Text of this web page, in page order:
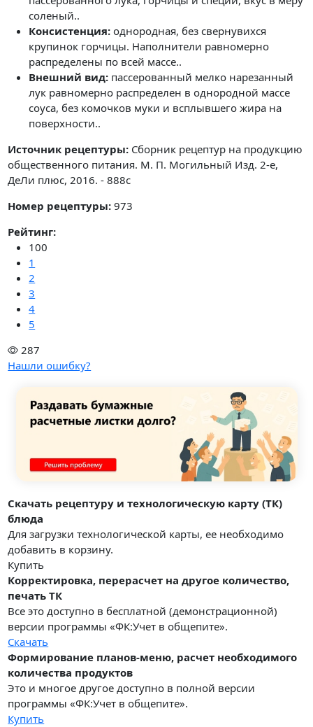
соленый..
Консистенция: однородная, без свернувихся
крупинок горчицы. Наполнители равномерно
распределены по всей массе..
Внешний вид: пассерованный мелко нарезанный
лук равномерно распределен в однородной массе
соуса, без комочков муки и всплывшего жира на
поверхности..
Источник рецептуры: Сборник рецептур на продукцию
общественного питания. М. П. Могильный Изд. 2-е,
ДеЛи плюс, 2016. - 888с
Номер рецептуры: 973
Рейтинг:
100
1
2
3
4
5
287
Нашли ошибку?
Скачать рецептуру и технологическую карту (ТК)
блюда
Для загрузки технологической карты, ее необходимо
добавить в корзину.
Купить
Корректировка, перерасчет на другое количество,
печать ТК
Все это доступно в бесплатной (демонстрационной)
версии программы «ФК:Учет в общепите».
Скачать
Формирование планов-меню, расчет необходимого
количества продуктов
Это и многое другое доступно в полной версии
программы «ФК:Учет в общепите».
Купить